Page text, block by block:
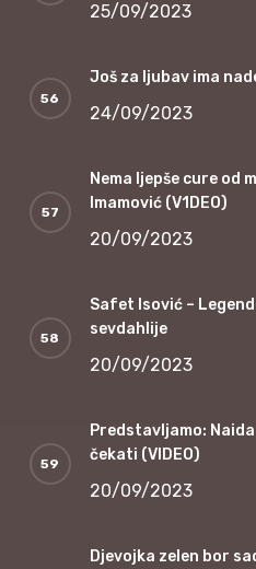
25/09/2023
Još za ljubav ima
24/09/2023
Nema ljepše cure od
Imamović (V1DEO)
20/09/2023
Safet Isović –
sevdahlije
20/09/2023
Predstavljamo:
čekati (VIDEO)
20/09/2023
Djevojka zelen bor